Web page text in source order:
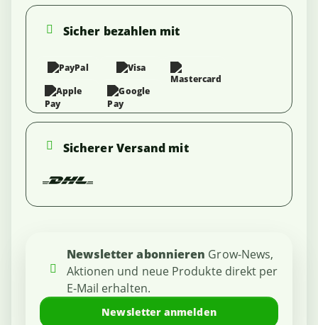
Sicher bezahlen mit
Sicherer Versand mit
Newsletter abonnieren Grow-News,
Aktionen und neue Produkte direkt per
E-Mail erhalten.
Newsletter anmelden